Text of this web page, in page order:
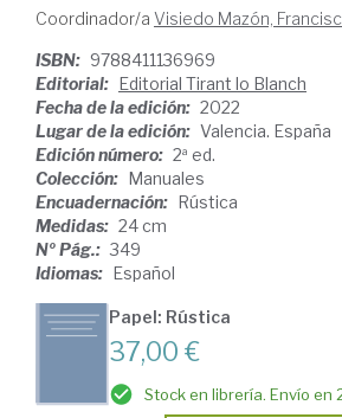
Coordinador/a Visiedo Mazón,
ISBN: 9788411136969
Editorial: Editorial Tirant lo Blanch
Fecha de la edición: 2022
Lugar de la edición: Valencia. España
Edición número: 2ª ed.
Colección: Manuales
Encuadernación: Rústica
Medidas: 24 cm
Nº Pág.: 349
Idiomas: Español
Papel: Rústica
37,00 €
Stock en librería. Envío en